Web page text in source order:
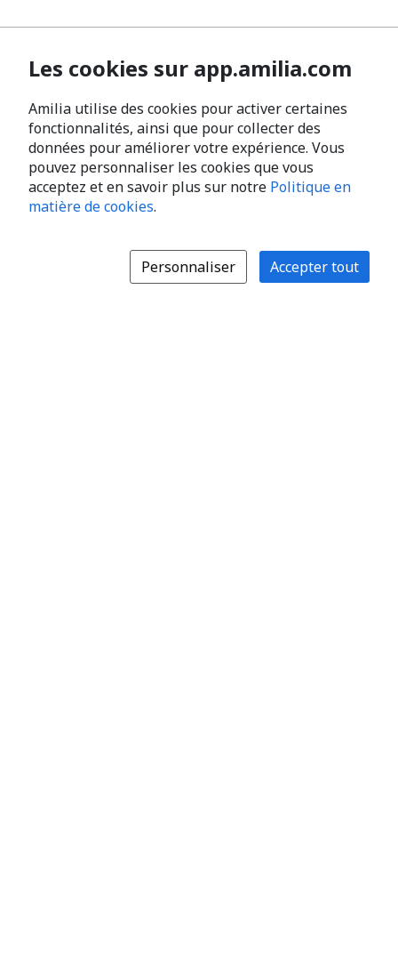
Les cookies sur app.amilia.com
Amilia utilise des cookies pour activer certaines
fonctionnalités, ainsi que pour collecter des
données pour améliorer votre expérience. Vous
pouvez personnaliser les cookies que vous
acceptez et en savoir plus sur notre Politique en
matière de cookies.
Personnaliser Accepter tout